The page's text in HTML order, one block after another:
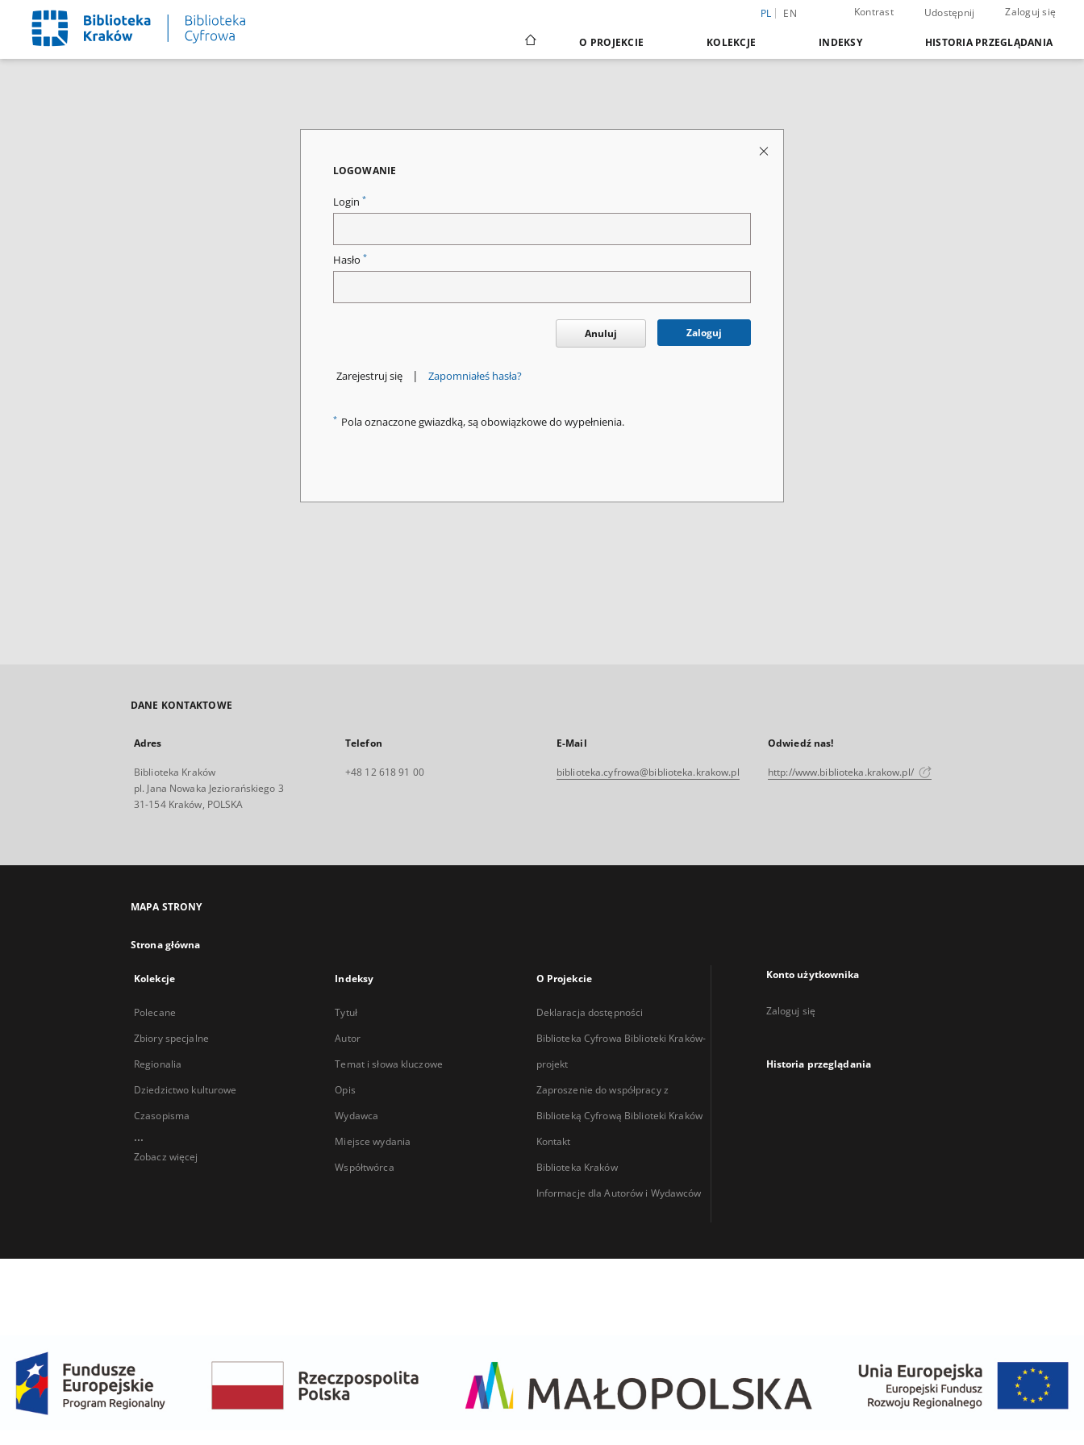
PL EN Kontrast Udostępnij Zaloguj się
O PROJEKCIE KOLEKCJE INDEKSY HISTORIA PRZEGLĄDANIA
LOGOWANIE
Login *
Hasło *
Anuluj Zaloguj
Zarejestruj się | Zapomniałeś hasła?
* Pola oznaczone gwiazdką, są obowiązkowe do wypełnienia.
DANE KONTAKTOWE
Adres
Biblioteka Kraków
pl. Jana Nowaka Jeziorańskiego 3
31-154 Kraków, POLSKA
Telefon
+48 12 618 91 00
E-Mail
biblioteka.cyfrowa@biblioteka.krakow.pl
Odwiedź nas!
http://www.biblioteka.krakow.pl/
MAPA STRONY
Strona główna
Kolekcje
Polecane
Zbiory specjalne
Regionalia
Dziedzictwo kulturowe
Czasopisma
...
Zobacz więcej
Indeksy
Tytuł
Autor
Temat i słowa kluczowe
Opis
Wydawca
Miejsce wydania
Współtwórca
O Projekcie
Deklaracja dostępności
Biblioteka Cyfrowa Biblioteki Kraków-
projekt
Zaproszenie do współpracy z
Biblioteką Cyfrową Biblioteki Kraków
Kontakt
Biblioteka Kraków
Informacje dla Autorów i Wydawców
Konto użytkownika
Zaloguj się
Historia przeglądania